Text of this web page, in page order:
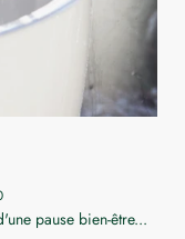
pause bien-être...